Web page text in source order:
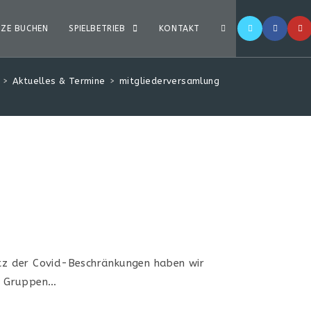
BUCHEN SPIELBETRIEB KONTAKT
> Aktuelles & Termine > mitgliederversamlung
der Covid-Beschränkungen haben wir
Gruppen…